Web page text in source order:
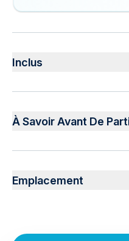
Inclus
Inclus
À Savoir Avant De
Service animals allowed
Infants are required to sit
Emplacement